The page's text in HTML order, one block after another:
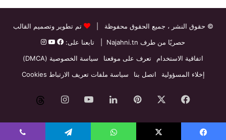
© حقوق النشر ، جميع الحقوق محفوظة |
تم تطوير وتصميم القالب
حصريًا من طرف Najahni.tn | تابعنا على:
اتفاقية الاستخدام
تعرف على موقعنا
سياسة الخصوصية (DMCA)
إخلاء المسؤولية
اتصل بنا سياسة ملفات تعريف الارتباط Cookies
فيسبوك بينتيريستلينكدإن‫YouTubeانستقرام